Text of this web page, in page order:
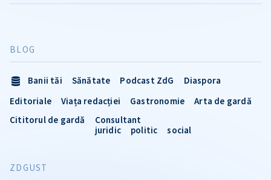
BLOG
Banii tăi Sănătate Podcast ZdG
Diaspora
Editoriale
Viața redacției Gastronomie
Arta de gardă
Cititorul de gardă
Consultant
juridic
politic social
ZDGUST